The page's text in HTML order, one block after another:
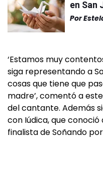
en San
Por
‘Estamos muy
siga representando a
cosas que tiene que
madre’, comentó a
del cantante. Además
con Iúdica, que
finalista de Soñando